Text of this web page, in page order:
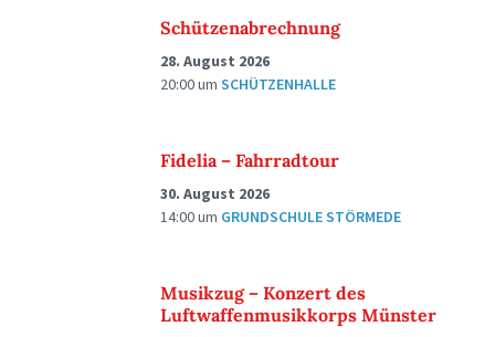
Schützenabrechnung
28. August 2026
20:00um SCHÜTZENHALLE
Fidelia – Fahrradtour
30. August 2026
14:00um GRUNDSCHULE STÖRMEDE
Musikzug – Konzert des
Luftwaffenmusikkorps Münster